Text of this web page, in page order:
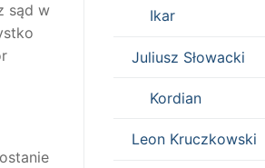
sąd w
Ikar
Juliusz Słowacki
Kordian
Leon Kruczkowski